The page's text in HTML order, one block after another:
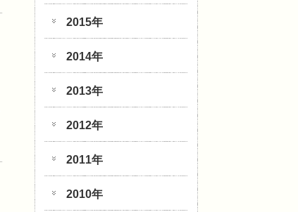
2015年
2014年
2013年
2012年
2011年
2010年